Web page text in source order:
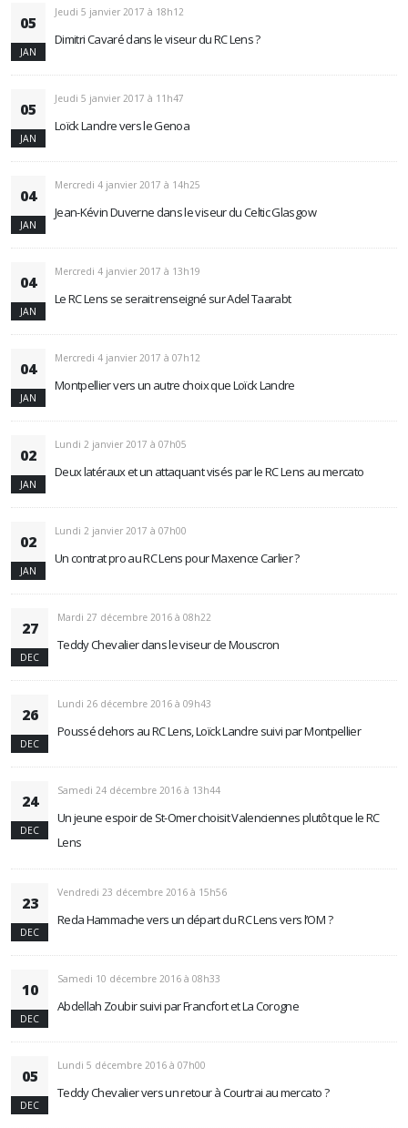
05
JAN
Jeudi 5 janvier 2017 à 18h12
Dimitri Cavaré dans le viseur du RC Lens ?
05
JAN
Jeudi 5 janvier 2017 à 11h47
Loïck Landre vers le Genoa
04
JAN
Mercredi 4 janvier 2017 à 14h25
Jean-Kévin Duverne dans le viseur du Celtic Glasgow
04
JAN
Mercredi 4 janvier 2017 à 13h19
Le RC Lens se serait renseigné sur Adel Taarabt
04
JAN
Mercredi 4 janvier 2017 à 07h12
Montpellier vers un autre choix que Loïck Landre
02
JAN
Lundi 2 janvier 2017 à 07h05
Deux latéraux et un attaquant visés par le RC Lens au mercato
02
JAN
Lundi 2 janvier 2017 à 07h00
Un contrat pro au RC Lens pour Maxence Carlier ?
27
DEC
Mardi 27 décembre 2016 à 08h22
Teddy Chevalier dans le viseur de Mouscron
26
DEC
Lundi 26 décembre 2016 à 09h43
Poussé dehors au RC Lens, Loïck Landre suivi par Montpellier
24
DEC
Samedi 24 décembre 2016 à 13h44
Un jeune espoir de St-Omer choisit Valenciennes plutôt que le RC
Lens
23
DEC
Vendredi 23 décembre 2016 à 15h56
Reda Hammache vers un départ du RC Lens vers l’OM ?
10
DEC
Samedi 10 décembre 2016 à 08h33
Abdellah Zoubir suivi par Francfort et La Corogne
05
DEC
Lundi 5 décembre 2016 à 07h00
Teddy Chevalier vers un retour à Courtrai au mercato ?